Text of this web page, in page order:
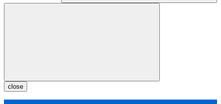
close